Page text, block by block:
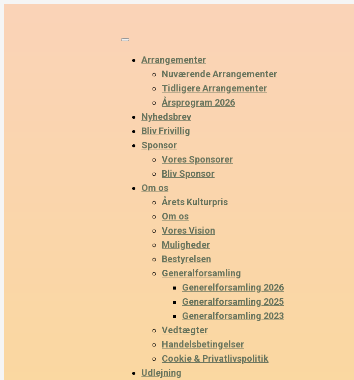
Arrangementer
Nuværende Arrangementer
Tidligere Arrangementer
Årsprogram 2026
Nyhedsbrev
Bliv Frivillig
Sponsor
Vores Sponsorer
Bliv Sponsor
Om os
Årets Kulturpris
Om os
Vores Vision
Muligheder
Bestyrelsen
Generalforsamling
Generelforsamling 2026
Generalforsamling 2025
Generalforsamling 2023
Vedtægter
Handelsbetingelser
Cookie & Privatlivspolitik
Udlejning